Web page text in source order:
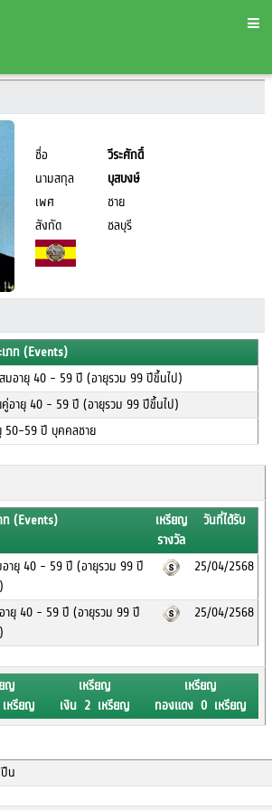
ชื่อ
วีระศักดิ์
นามสกุล
บุสบงษ์
เพศ
ชาย
สังกัด
ชลบุรี
เภท (Events)
มอายุ 40 - 59 ปี (อายุรวม 99 ปีขึ้นไป)
คู่อายุ 40 - 59 ปี (อายุรวม 99 ปีขึ้นไป)
50-59 ปี บุคคลชาย
ท (Events)
เหรียญ
รางวัล
วันที่ได้รับ
ายุ 40 - 59 ปี (อายุรวม 99 ปี
25/04/2568
ายุ 40 - 59 ปี (อายุรวม 99 ปี
25/04/2568
ญ
หรียญ
เหรียญ
เงิน 2 เหรียญ
เหรียญ
ทองแดง 0 เหรียญ
น